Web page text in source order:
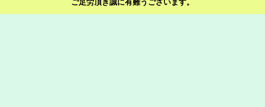
ご足労頂き誠に有難うございます。